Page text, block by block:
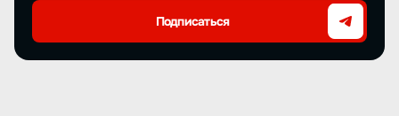
Подписаться